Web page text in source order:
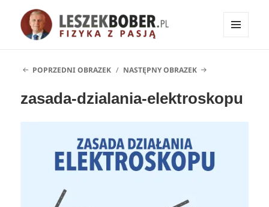
POPRZEDNI OBRAZEK NASTĘPNY OBRAZEK
zasada-dzialania-elektroskopu